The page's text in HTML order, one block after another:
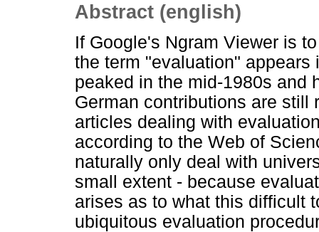
Abstract (english)
If Google's Ngram Viewer is
the term "evaluation"
peaked in the mid-1980s and
German contributions are still
articles dealing with
according to the Web of
naturally only deal with
small extent - because
arises as to what this difficult
ubiquitous evaluation